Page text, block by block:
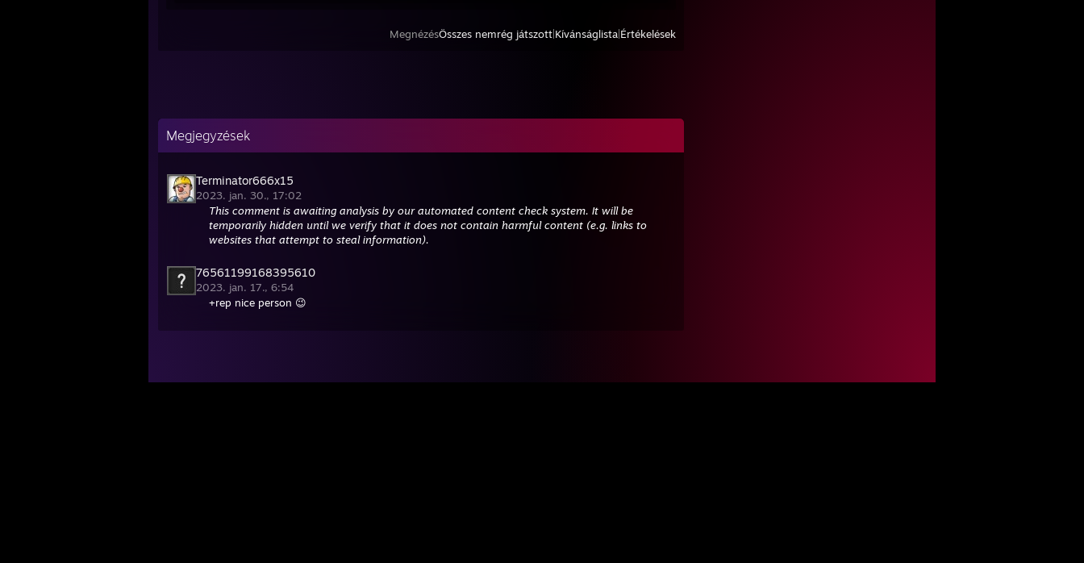
MegnézésÖsszes nemrég játszott Kívánságlista Értékelések
Megjegyzések
Terminator666x15
2023. jan. 30., 17:02
This comment is awaiting analysis by our automated content check system. It will be
temporarily hidden until we verify that it does not contain harmful content (e.g. links to
websites that attempt to steal information).
76561199168395610
2023. jan. 17., 6:54
+rep nice person 😉